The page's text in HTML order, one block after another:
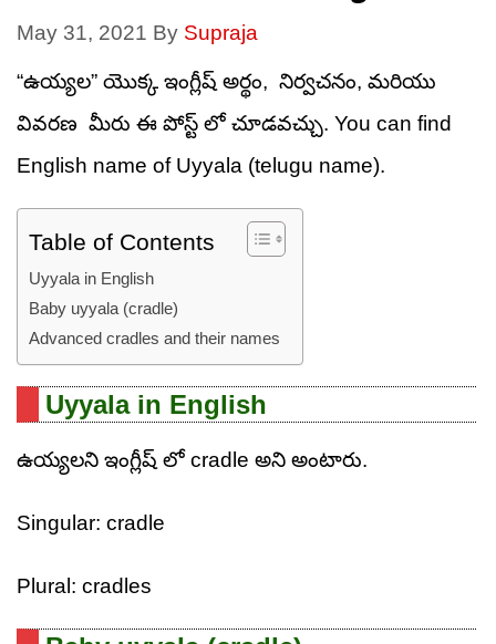
May 31, 2021 By Supraja
“ఉయ్యల” యొక్క ఇంగ్లీష్ అర్థం, నిర్వచనం, మరియు
వివరణ మీరు ఈ పోస్ట్ లో చూడవచ్చు. You can find
English name of Uyyala (telugu name).
Table of Contents
Uyyala in English
Baby uyyala (cradle)
Advanced cradles and their names
Uyyala in English
ఉయ్యలని ఇంగ్లీష్ లో cradle అని అంటారు.
Singular: cradle
Plural: cradles